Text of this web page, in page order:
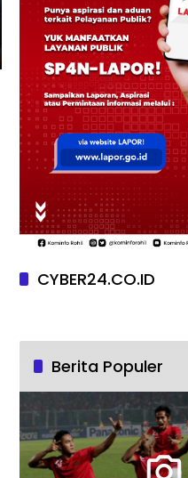
CYBER24.CO.ID
Berita Populer